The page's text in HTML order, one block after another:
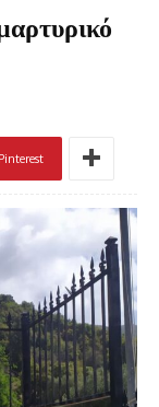
Pinterest